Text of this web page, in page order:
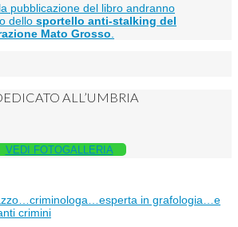
pubblicazione del libro andranno
dello sportello anti-stalking del
Mato Grosso
ALL’UMBRIA
VEDI FOTOGALLERIA
in grafologia…e
crimini